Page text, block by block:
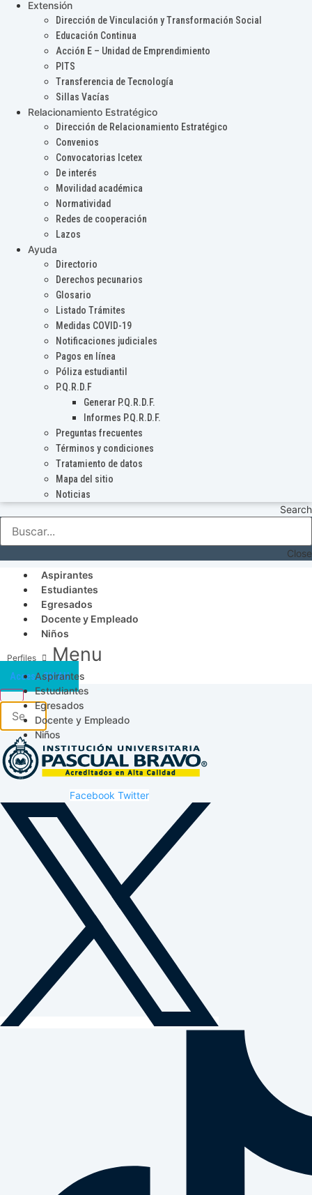
Extensión
Dirección de Vinculación y Transformación Social
Educación Continua
Acción E – Unidad de Emprendimiento
PITS
Transferencia de Tecnología
Sillas Vacías
Relacionamiento Estratégico
Dirección de Relacionamiento Estratégico
Convenios
Convocatorias Icetex
De interés
Movilidad académica
Normatividad
Redes de cooperación
Lazos
Ayuda
Directorio
Derechos pecunarios
Glosario
Listado Trámites
Medidas COVID-19
Notificaciones judiciales
Pagos en línea
Póliza estudiantil
P.Q.R.D.F
Generar P.Q.R.D.F.
Informes P.Q.R.D.F.
Preguntas frecuentes
Términos y condiciones
Tratamiento de datos
Mapa del sitio
Noticias
Search
Close
Aspirantes
Estudiantes
Egresados
Docente y Empleado
Niños
Menu
Aspirantes
Estudiantes
Egresados
Docente y Empleado
Niños
Acceso SICAU
Facebook Twitter